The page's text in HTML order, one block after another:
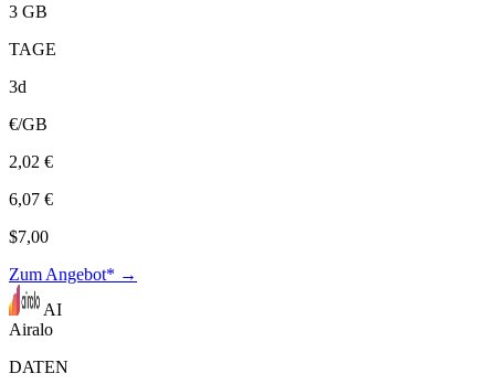
3 GB
TAGE
3d
€/GB
2,02 €
6,07 €
$7,00
Zum Angebot* →
AI
Airalo
DATEN